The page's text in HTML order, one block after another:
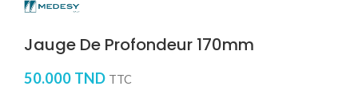
Jauge De Profondeur 170mm
50.000 TND TTC